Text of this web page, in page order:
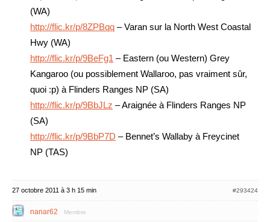
(WA)
http://flic.kr/p/8ZPBqq – Varan sur la North West Coastal
Hwy (WA)
http://flic.kr/p/9BeFg1 – Eastern (ou Western) Grey
Kangaroo (ou possiblement Wallaroo, pas vraiment sûr,
quoi :p) à Flinders Ranges NP (SA)
http://flic.kr/p/9BbJLz – Araignée à Flinders Ranges NP
(SA)
http://flic.kr/p/9BbP7D – Bennet’s Wallaby à Freycinet
NP (TAS)
27 octobre 2011 à 3 h 15 min #293424
nanar62 Membre